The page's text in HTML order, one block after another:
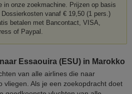
in onze zoekmachine. Prijzen op basis
vanaf € 19,50 (1 pers.)
betalen met Bancontact, VISA,
of Paypal.
Essaouira (ESU) in Marokko
van alle airlines die naar
vliegen. Als je een zoekopdracht doet